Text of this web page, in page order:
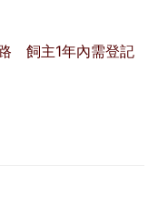
飼主1年內需登記